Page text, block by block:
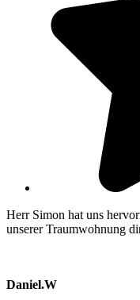
Herr Simon hat uns
unserer Traumwohnung
Daniel.W